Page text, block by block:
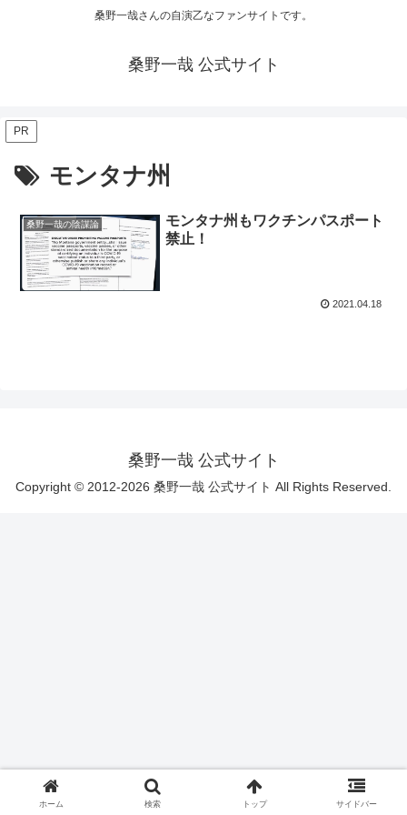
桑野一哉さんの自演乙なファンサイトです。
桑野一哉 公式サイト
PR
モンタナ州
桑野一哉の陰謀論
モンタナ州もワクチンパスポート
禁止！
2021.04.18
桑野一哉 公式サイト
Copyright © 2012-2026 桑野一哉 公式サイト All Rights Reserved.
ホーム 検索 トップ サイドバー